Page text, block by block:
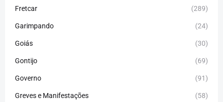
Fretcar (289)
Garimpando (24)
Goiás (30)
Gontijo (69)
Governo (91)
Greves e Manifestações (58)